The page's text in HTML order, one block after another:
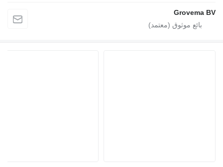
Grovema BV